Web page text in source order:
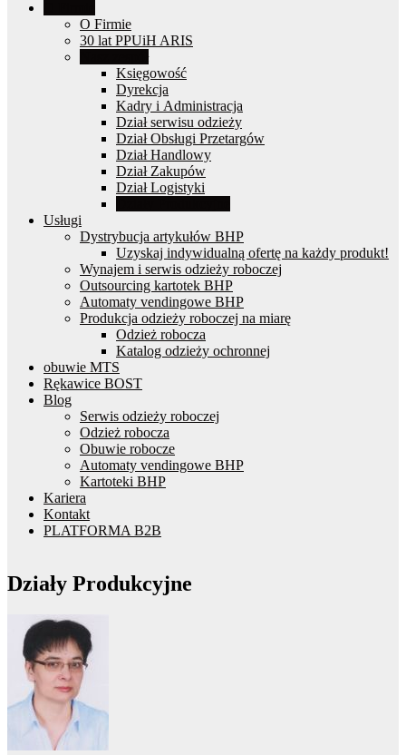
O Firmie
30 lat PPUiH ARIS
Księgowość
Dyrekcja
Kadry i Administracja
Dział serwisu odzieży
Dział Obsługi Przetargów
Dział Handlowy
Dział Zakupów
Dział Logistyki
Usługi
Dystrybucja artykułów BHP
Uzyskaj indywidualną ofertę na każdy produkt!
Wynajem i serwis odzieży roboczej
Outsourcing kartotek BHP
Automaty vendingowe BHP
Produkcja odzieży roboczej na miarę
Odzież robocza
Katalog odzieży ochronnej
obuwie MTS
Rękawice BOST
Blog
Serwis odzieży roboczej
Odzież robocza
Obuwie robocze
Automaty vendingowe BHP
Kartoteki BHP
Kariera
Kontakt
PLATFORMA B2B
Działy Produkcyjne